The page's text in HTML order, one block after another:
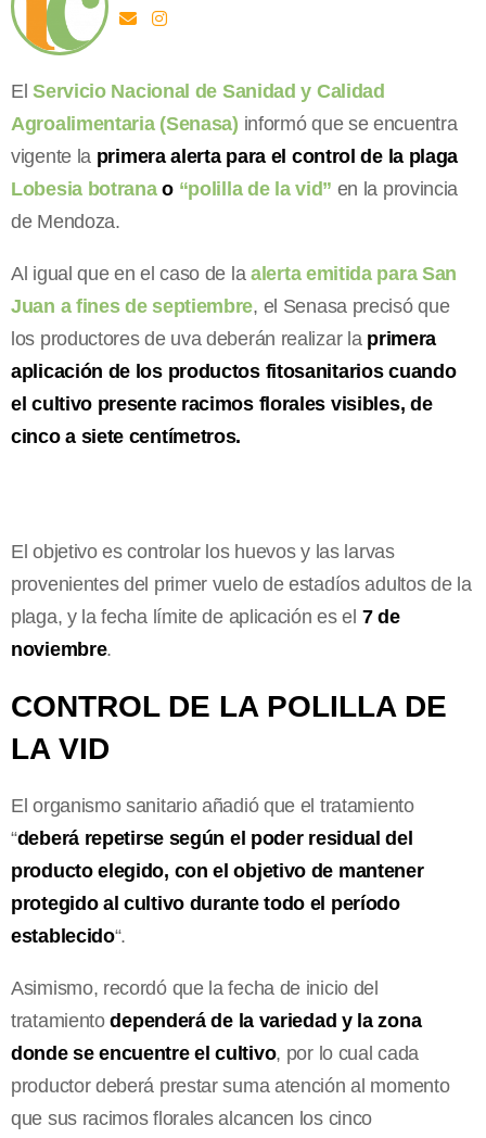
ElServicio Nacional de Sanidad y Calidad
Agroalimentaria (Senasa) informó que se encuentra
vigente la primera alerta para el control de la plaga
Lobesia botranao “polilla de la vid” en la provincia
de Mendoza.
Al igual que en el caso de la alerta emitida para San
Juan a fines de septiembre, el Senasa precisó que
los productores de uva deberán realizar la primera
aplicación de los productos fitosanitarios cuando
el cultivo presente racimos florales visibles, de
cinco a siete centímetros.
El objetivo es controlar los huevos y las larvas
provenientes del primer vuelo de estadíos adultos de la
plaga, y la fecha límite de aplicación es el 7 de
noviembre.
CONTROL DE LA POLILLA DE
LA VID
El organismo sanitario añadió que el tratamiento
“deberá repetirse según el poder residual del
producto elegido, con el objetivo de mantener
protegido al cultivo durante todo el período
establecido“.
Asimismo, recordó que la fecha de inicio del
tratamientodependerá de la variedad y la zona
donde se encuentre el cultivo, por lo cual cada
productor deberá prestar suma atención al momento
que sus racimos florales alcancen los cinco